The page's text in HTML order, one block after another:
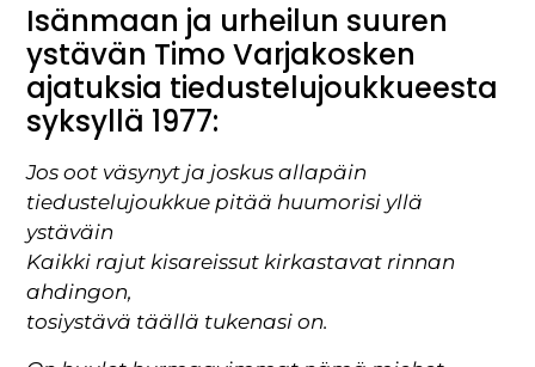
Isänmaan ja urheilun suuren
ystävän Timo Varjakosken
ajatuksia tiedustelujoukkueesta
syksyllä 1977:
Jos oot väsynyt ja joskus allapäin
tiedustelujoukkue pitää huumorisi yllä
ystäväin
Kaikki rajut kisareissut kirkastavat rinnan
ahdingon,
tosiystävä täällä tukenasi on.